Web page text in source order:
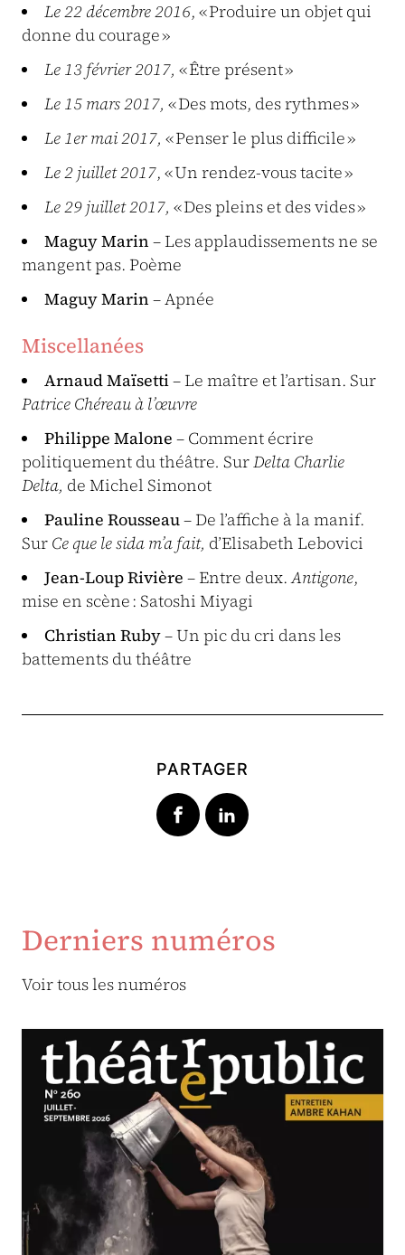
Le 22 décembre 2016, « Produire un objet qui
donne du courage »
Le 13 février 2017, « Être présent »
Le 15 mars 2017, « Des mots, des rythmes »
Le 1er mai 2017, « Penser le plus difficile »
Le 2 juillet 2017, « Un rendez-vous tacite »
Le 29 juillet 2017, « Des pleins et des vides »
Maguy Marin – Les applaudissements ne se
mangent pas. Poème
Maguy Marin – Apnée
Miscellanées
Arnaud Maïsetti– Le maître et l’artisan. Sur
Patrice Chéreau à l’œuvre
Philippe Malone – Comment écrire
politiquement du théâtre. SurDelta Charlie
Delta, de Michel Simonot
Pauline Rousseau– De l’affiche à la manif.
Sur Ce que le sida m’a fait, d’Elisabeth Lebovici
Jean-Loup Rivière – Entre deux.Antigone,
mise en scène : Satoshi Miyagi
Christian Ruby– Un pic du cri dans les
battements du théâtre
PARTAGER
Derniers numéros
Voir tous les numéros